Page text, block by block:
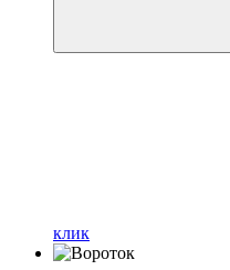
клик